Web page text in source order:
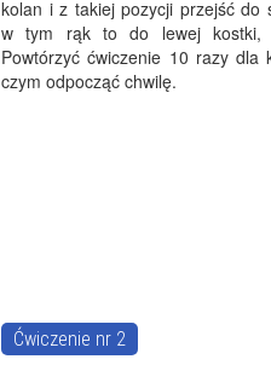
kolan i z takiej pozycji przejść do
w tym rąk to do lewej kostki,
Powtórzyć ćwiczenie 10 razy dla
czym odpocząć chwilę.
Ćwiczenie nr 2